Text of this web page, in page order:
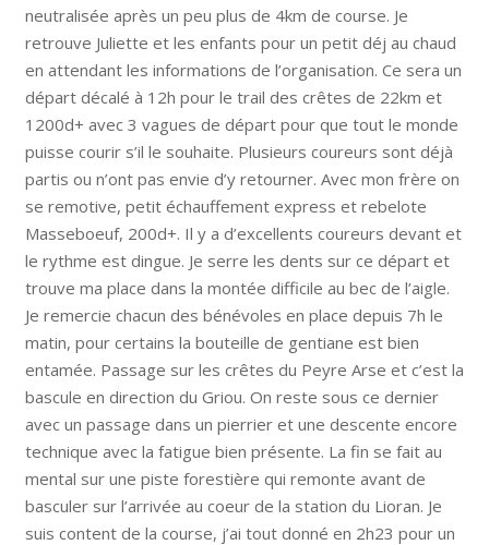
neutralisée après un peu plus de 4km de course. Je
retrouve Juliette et les enfants pour un petit déj au chaud
en attendant les informations de l’organisation. Ce sera un
départ décalé à 12h pour le trail des crêtes de 22km et
1200d+ avec 3 vagues de départ pour que tout le monde
puisse courir s’il le souhaite. Plusieurs coureurs sont déjà
partis ou n’ont pas envie d’y retourner. Avec mon frère on
se remotive, petit échauffement express et rebelote
Masseboeuf, 200d+. Il y a d’excellents coureurs devant et
le rythme est dingue. Je serre les dents sur ce départ et
trouve ma place dans la montée difficile au bec de l’aigle.
Je remercie chacun des bénévoles en place depuis 7h le
matin, pour certains la bouteille de gentiane est bien
entamée. Passage sur les crêtes du Peyre Arse et c’est la
bascule en direction du Griou. On reste sous ce dernier
avec un passage dans un pierrier et une descente encore
technique avec la fatigue bien présente. La fin se fait au
mental sur une piste forestière qui remonte avant de
basculer sur l’arrivée au coeur de la station du Lioran. Je
suis content de la course, j’ai tout donné en 2h23 pour un